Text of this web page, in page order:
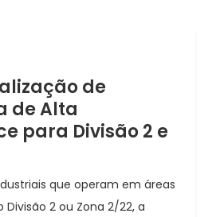
de
de Alta
para Divisão 2 e
que operam em áreas
2 ou Zona 2/22, a